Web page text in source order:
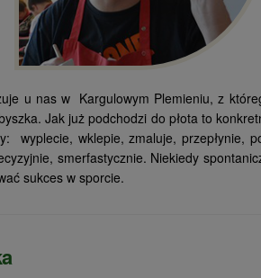
u nas w Kargulowym Plemieniu, z
Jak już podchodzi do płota to
wyplecie, wklepie, zmaluje, przepłynie,
smerfastycznie. Niekiedy
sukces w sporcie.